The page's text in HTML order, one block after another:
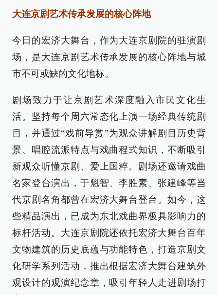
大连京剧艺术传承发展的核心阵地
今日的宏济大舞台，作为大连京剧院的驻演剧
场，是大连京剧艺术传承发展的核心阵地与城
市不可或缺的文化地标。
剧场致力于让京剧艺术深度融入市民文化生
活。坚持每个周六常态化上演一场经典传统剧
目，并通过“戏前导赏”为观众讲解剧目历史背
景、唱腔流派特点与戏曲程式知识，不断吸引
新观众听懂京剧、爱上国粹。剧场还邀请戏曲
名家登台演出，于魁智、李胜素、张建峰等当
代京剧名角都曾在宏济大舞台登台。如今，这
些精品演出，已成为东北戏曲界极具影响力的
标杆活动。大连京剧院还依托宏济大舞台百年
文物建筑的历史底蕴与功能特色，打造京剧文
化研学系列活动，推出根据宏济大舞台建筑外
观设计的观演纪念章，吸引年轻人走进剧场打